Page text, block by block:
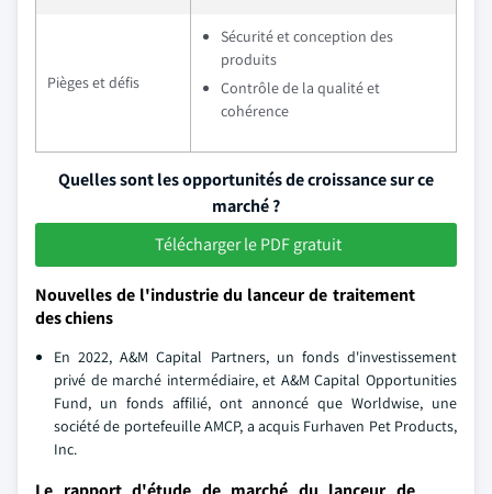
Pièges et défis
Sécurité et conception des
produits
Contrôle de la qualité et
cohérence
Quelles sont les opportunités de croissance sur ce
marché ?
Télécharger le PDF gratuit
Nouvelles de l'industrie du lanceur de traitement
des chiens
En 2022, A&M Capital Partners, un fonds d'investissement
privé de marché intermédiaire, et A&M Capital Opportunities
Fund, un fonds affilié, ont annoncé que Worldwise, une
société de portefeuille AMCP, a acquis Furhaven Pet Products,
Inc.